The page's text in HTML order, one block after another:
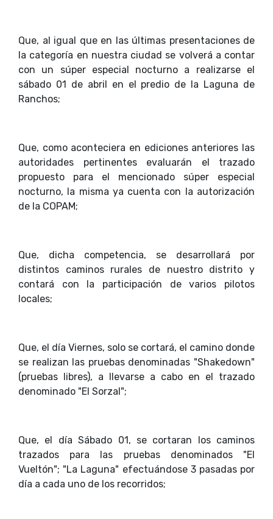
Que, al igual que en las últimas presentaciones de
la categoría en nuestra ciudad se volverá a contar
con un súper especial nocturno a realizarse el
sábado 01 de abril en el predio de la Laguna de
Ranchos;
Que, como aconteciera en ediciones anteriores las
autoridades pertinentes evaluarán el trazado
propuesto para el mencionado súper especial
nocturno, la misma ya cuenta con la autorización
de la COPAM;
Que, dicha competencia, se desarrollará por
distintos caminos rurales de nuestro distrito y
contará con la participación de varios pilotos
locales;
Que, el día Viernes, solo se cortará, el camino donde
se realizan las pruebas denominadas "Shakedown"
(pruebas libres), a llevarse a cabo en el trazado
denominado "El Sorzal";
Que, el día Sábado 01, se cortaran los caminos
trazados para las pruebas denominados "El
Vueltón"; "La Laguna" efectuándose 3 pasadas por
día a cada uno de los recorridos;